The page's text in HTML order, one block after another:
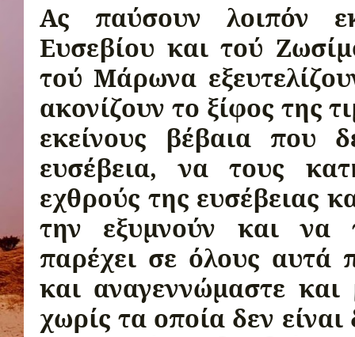
Ας παύσουν λοιπόν
Ευσεβίου και τού
τού Μάρωνα
ακονίζουν το ξίφος της
εκείνους βέβαια που
ευσέβεια, να τους
εχθρούς της ευσέβειας
την εξυμνούν και να
παρέχει σε όλους αυ­τά
και αναγεννώμαστε
χωρίς τα οποία δεν